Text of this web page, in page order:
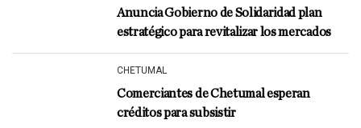
Anuncia Gobierno de Solidaridad plan
estratégico para revitalizar los mercados
CHETUMAL
Comerciantes de Chetumal esperan
créditos para subsistir